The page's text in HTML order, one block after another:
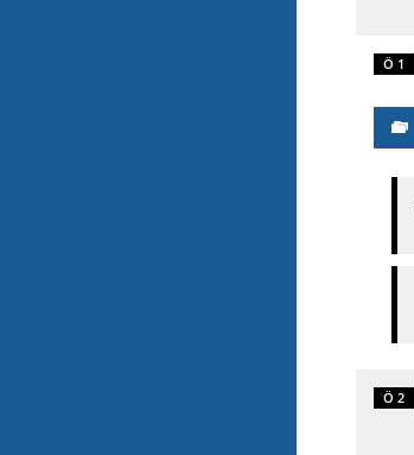
Ö 1
Ö 2